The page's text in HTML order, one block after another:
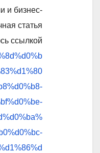
и бизнес-
статья.
ссылкой: